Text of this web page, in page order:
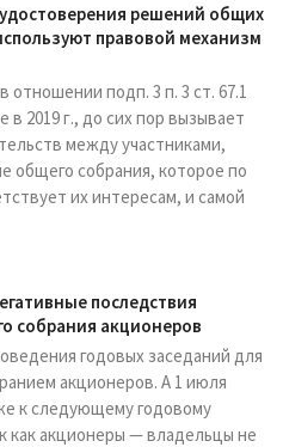
решений общих
правовой механизм
подп. 3 п. 3 ст. 67.1
2019 г., до сих пор вызывает
между участниками,
собрания, которое по
их интересам, и самой
последствия
собрания акционеров
годовых заседаний для
акционеров. А 1 июля
к следующему годовому
как акционеры — владельцы не